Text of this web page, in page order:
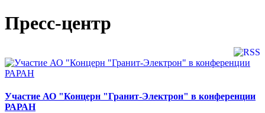
Пресс-центр
Участие АО "Концерн "Гранит-Электрон" в конференции
РАРАН